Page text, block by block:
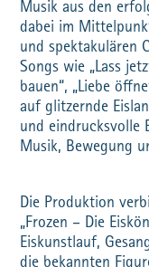
Musik aus den
dabei im
und spektakulären
Songs wie „Lass
bauen“, „Liebe
auf glitzernde
und eindrucksvolle
Musik, Bewegung
Die Produktion
„Frozen – Die
Eiskunstlauf,